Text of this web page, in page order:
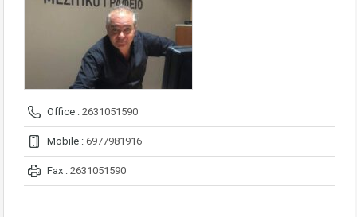
Office : 2631051590
Mobile : 6977981916
Fax : 2631051590